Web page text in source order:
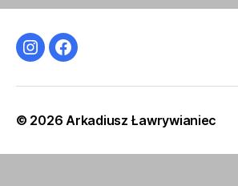
InstagramFacebook
© 2026Arkadiusz Ławrywianiec